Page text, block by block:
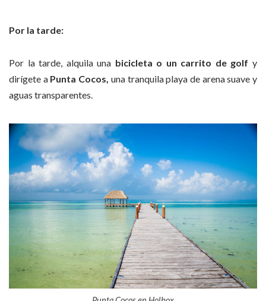
Por la tarde:
Por la tarde, alquila una bicicleta o un carrito de golf y
dirígete a Punta Cocos, una tranquila playa de arena suave y
aguas transparentes.